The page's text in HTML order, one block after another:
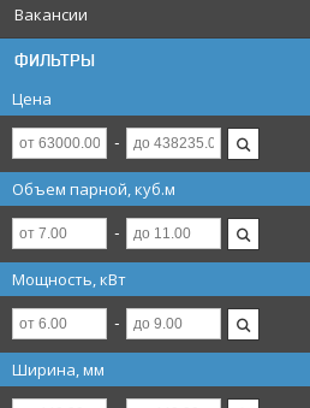
Вакансии
ФИЛЬТРЫ
Цена
Объем парной, куб.м
Мощность, кВт
Ширина, мм